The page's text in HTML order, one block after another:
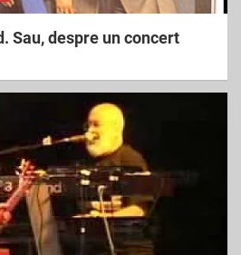
Sau, despre un concert